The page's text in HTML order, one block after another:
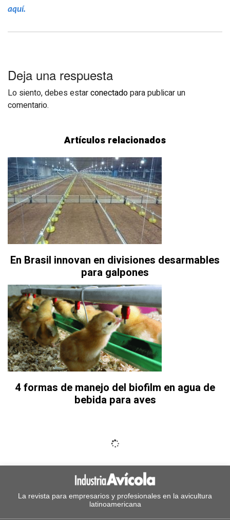
aquí.
Deja una respuesta
Lo siento, debes estarconectadopara publicar un
comentario.
Artículos relacionados
En Brasil innovan en divisiones desarmables
para galpones
4 formas de manejo del biofilm en agua de
bebida para aves
La revista para empresarios y profesionales en la avicultura
latinoamericana